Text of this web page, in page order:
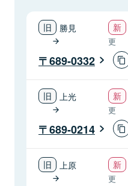
勝見
更
689-0332
上光
更
689-0214
上原
更